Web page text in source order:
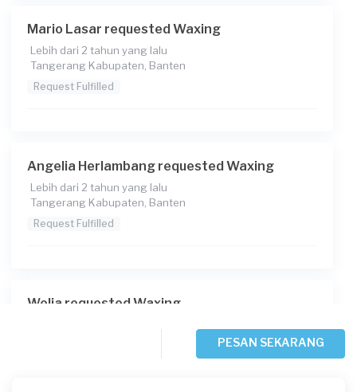
Mario Lasar requested Waxing
Lebih dari 2 tahun yang lalu
Tangerang Kabupaten, Banten
Request Fulfilled
Angelia Herlambang requested Waxing
Lebih dari 2 tahun yang lalu
Tangerang Kabupaten, Banten
Request Fulfilled
Welia requested Waxing
PESAN SEKARANG